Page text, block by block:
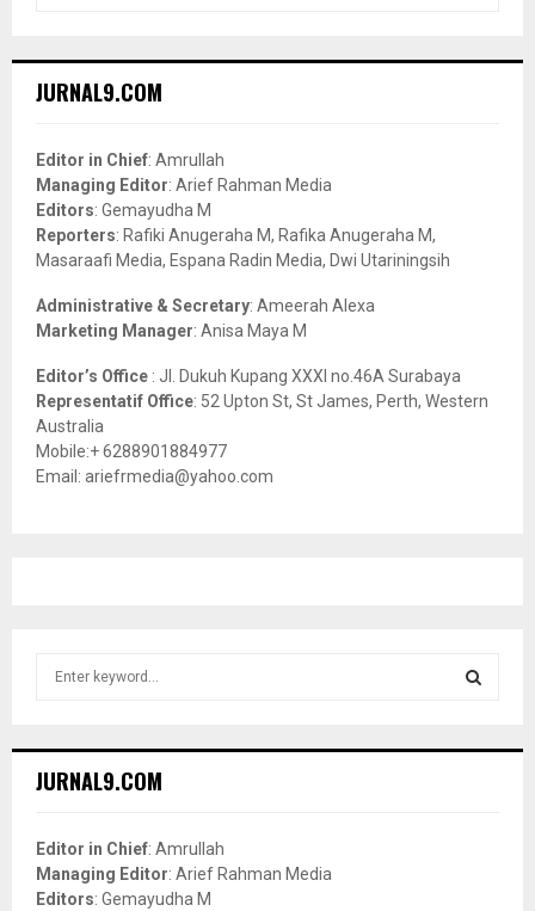
h
o
r
:
JURNAL9.COM
Editor in Chief: Amrullah
Managing Editor: Arief Rahman Media
Editors: Gemayudha M
Reporters: Rafiki Anugeraha M, Rafika Anugeraha M,
Masaraafi Media, Espana Radin Media, Dwi Utariningsih
Administrative & Secretary: Ameerah Alexa
Marketing Manager: Anisa Maya M
Editor’s Office : Jl. Dukuh Kupang XXXI no.46A Surabaya
Representatif Office: 52 Upton St, St James, Perth, Western
Australia
Mobile:+ 6288901884977
Email: ariefrmedia@yahoo.com
h
o
r
:
JURNAL9.COM
Editor in Chief: Amrullah
Managing Editor: Arief Rahman Media
Editors: Gemayudha M